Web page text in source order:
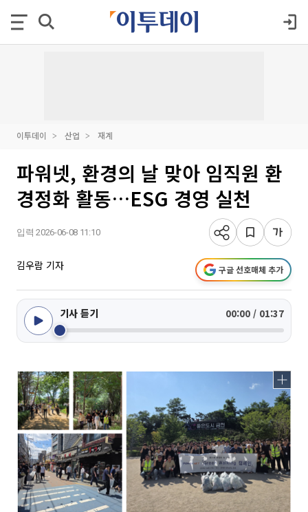
이투데이 산업 재계
파워넷, 환경의 날 맞아 임직원 환
경정화 활동…ESG 경영 실천
입력 2026-06-08 11:10
김우람 기자 구글 선호매체 추가
기사 듣기 00:00 / 01:37